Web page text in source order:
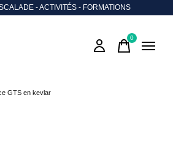
- ACTIVITÉS - FORMATIONS
0items
GTS en kevlar